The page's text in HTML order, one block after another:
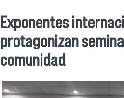
Se encuentra usted
Exponentes
protagonizan
comunidad